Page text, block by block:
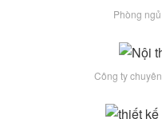
Phòng
Công ty